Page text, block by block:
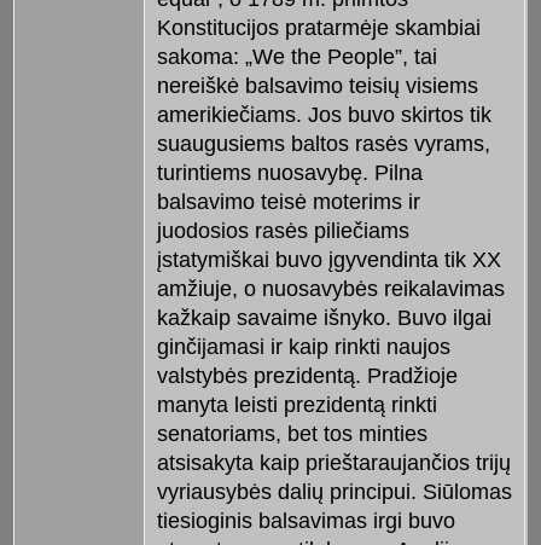
Konstitucijos pratarmėje skambiai
sakoma: „We the People”, tai
nereiškė balsavimo teisių visiems
amerikiečiams. Jos buvo skirtos tik
suaugusiems baltos rasės vyrams,
turintiems nuosavybę. Pilna
balsavimo teisė moterims ir
juodosios rasės piliečiams
įstatymiškai buvo įgyvendinta tik XX
amžiuje, o nuosavybės reikalavimas
kažkaip savaime išnyko. Buvo ilgai
ginčijamasi ir kaip rinkti naujos
valstybės prezidentą. Pradžioje
manyta leisti prezidentą rinkti
senatoriams, bet tos minties
atsisakyta kaip prieštaraujančios trijų
vyriausybės dalių principui. Siūlomas
tiesioginis balsavimas irgi buvo